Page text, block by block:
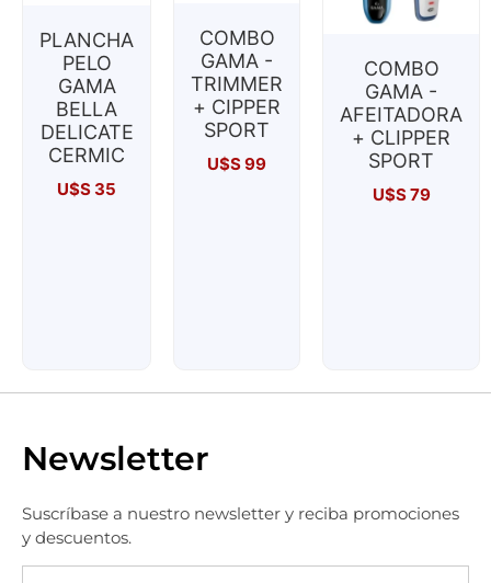
PLANCHA
PELO
GAMA
BELLA
DELICATE
CERMIC
U$S 35
COMBO
GAMA -
TRIMMER
+ CIPPER
SPORT
U$S99
COMBO
GAMA -
AFEITADORA
+ CLIPPER
SPORT
U$S79
Newsletter
Suscríbase a nuestro newsletter y reciba promociones
y descuentos.